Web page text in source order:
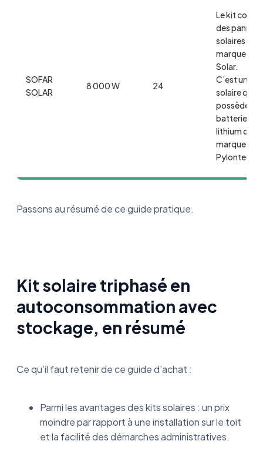
SOFAR
SOLAR
8 000 W 24
Le kit
des
solaires de
marque
Solar.
C’est un kit
solaire qui
possède
batterie au
lithium de la
marque
Pylontech.
Passons au résumé de ce guide pratique.
Kit solaire triphasé en
autoconsommation avec
stockage, en résumé
Ce qu’il faut retenir de ce guide d’achat :
Parmi les avantages des kits solaires : un prix
moindre par rapport à une installation sur le toit
et la facilité des démarches administratives.